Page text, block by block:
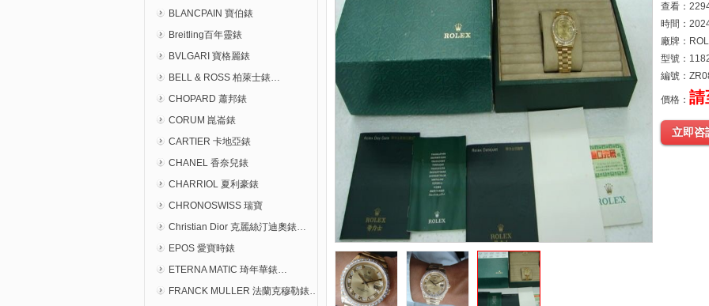
BLANCPAIN 寶伯錶
Breitling百年靈錶
BVLGARI 寶格麗錶
BELL & ROSS 柏萊士錶…
CHOPARD 蕭邦錶
CORUM 崑崙錶
CARTIER 卡地亞錶
CHANEL 香奈兒錶
CHARRIOL 夏利豪錶
CHRONOSWISS 瑞寶
Christian Dior 克麗絲汀迪奧錶…
EPOS 愛寶時錶
ETERNA MATIC 琦年華錶…
FRANCK MULLER 法蘭克穆勒錶…
查看：
時間：
廠牌：
型號：
編號：
價格： 請